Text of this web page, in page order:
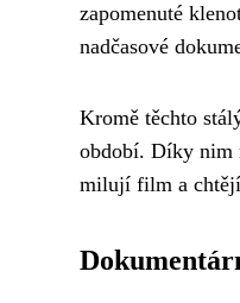
zapomenuté
nadčasové
Kromě těchto
období. Díky nim
milují film a